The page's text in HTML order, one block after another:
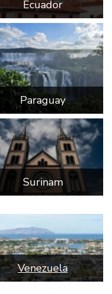
Ecuador
Paraguay
Surinam
Venezuela